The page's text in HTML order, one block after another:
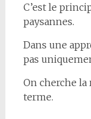
C’est le
paysannes.
Dans une
pas
On cherche
terme.